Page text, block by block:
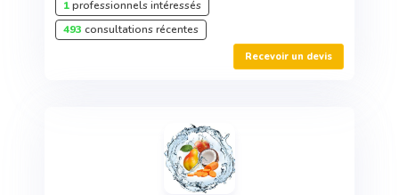
1professionnels intéressés
493 consultations récentes
Recevoir un devis